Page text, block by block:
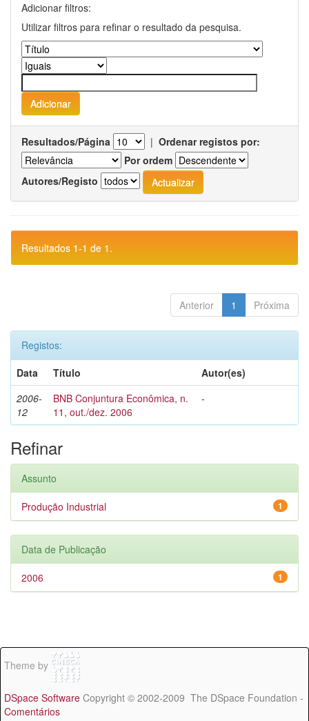
Adicionar filtros:
Utilizar filtros para refinar o resultado da pesquisa.
Resultados/Página | Ordenar registos por:
Por ordem
Autores/Registo
Resultados 1-1 de 1.
Anterior 1 Próxima
Registos:
Data
Título
Autor(es)
2006-
12
BNB Conjuntura Econômica, n.
11, out./dez. 2006
-
Refinar
Assunto
1
Produção Industrial
Data de Publicação
1
2006
Theme by
DSpace Software Copyright © 2002-2009 The DSpace Foundation -
Comentários